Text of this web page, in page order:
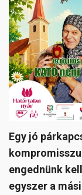
Egy jó
engednünk
egyszer a